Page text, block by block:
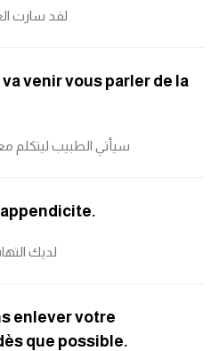
لقد سارت
venir vous parler de la
سيأتي الطبيب ليتكلم
لديك
enlever votre
que possible.